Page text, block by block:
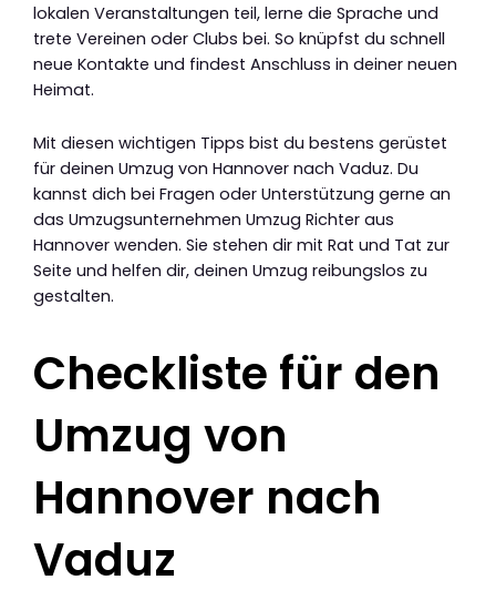
lokalen Veranstaltungen teil, lerne die Sprache und
trete Vereinen oder Clubs bei. So knüpfst du schnell
neue Kontakte und findest Anschluss in deiner neuen
Heimat.
Mit diesen wichtigen Tipps bist du bestens gerüstet
für deinen Umzug von Hannover nach Vaduz. Du
kannst dich bei Fragen oder Unterstützung gerne an
das Umzugsunternehmen Umzug Richter aus
Hannover wenden. Sie stehen dir mit Rat und Tat zur
Seite und helfen dir, deinen Umzug reibungslos zu
gestalten.
Checkliste für den
Umzug von
Hannover nach
Vaduz